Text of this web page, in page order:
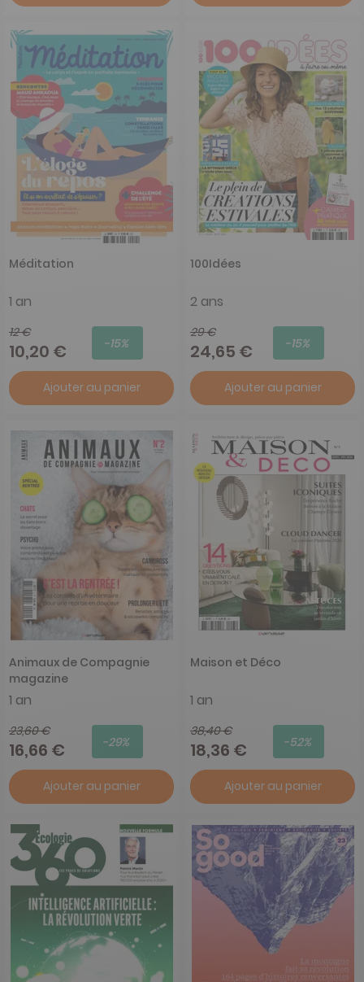
Méditation
1 an
12 €
10,20 € -15%
Ajouter au panier
100Idées
2 ans
29 €
24,65 € -15%
Ajouter au panier
Animaux de Compagnie
magazine
1 an
23,60 €
16,66 € -29%
Ajouter au panier
Maison et Déco
1 an
38,40 €
18,36 € -52%
Ajouter au panier